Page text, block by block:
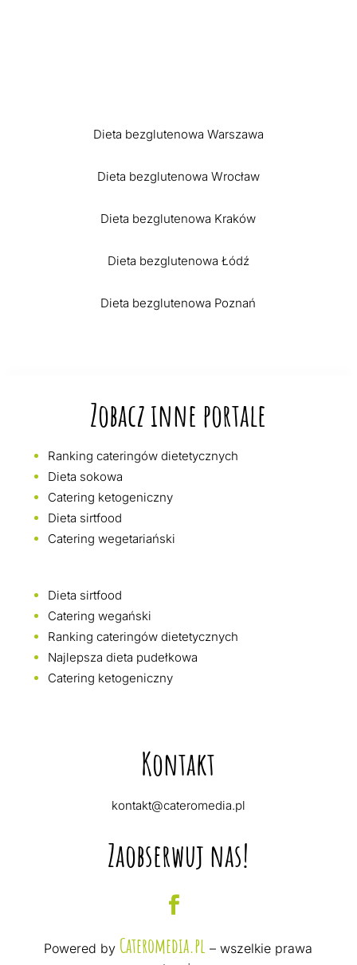
Dieta bezglutenowa Warszawa
Dieta bezglutenowa Wrocław
Dieta bezglutenowa Kraków
Dieta bezglutenowa Łódź
Dieta bezglutenowa Poznań
Zobacz inne portale
Ranking cateringów dietetycznych
Dieta sokowa
Catering ketogeniczny
Dieta sirtfood
Catering wegetariański
Dieta sirtfood
Catering wegański
Ranking cateringów dietetycznych
Najlepsza dieta pudełkowa
Catering ketogeniczny
Kontakt
kontakt@cateromedia.pl
Zaobserwuj nas!
Powered by Cateromedia.pl – wszelkie prawa